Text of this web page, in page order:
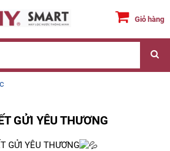
Giỏ hàng
GỬI YÊU THƯƠNG
GỬI YÊU THƯƠNG